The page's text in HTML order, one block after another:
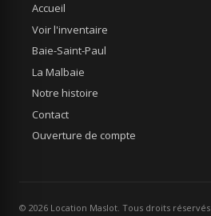
Accueil
Voir l'inventaire
Baie-Saint-Paul
La Malbaie
Notre histoire
Contact
Ouverture de compte
© 2026 Location Maslot. Tous droits réservés